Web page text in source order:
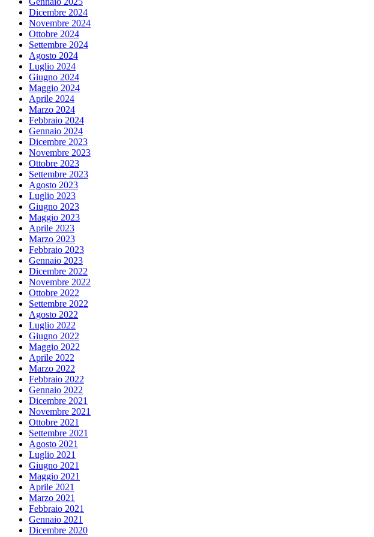
Dicembre 2024
Novembre 2024
Ottobre 2024
Settembre 2024
Agosto 2024
Luglio 2024
Giugno 2024
Maggio 2024
Aprile 2024
Marzo 2024
Febbraio 2024
Gennaio 2024
Dicembre 2023
Novembre 2023
Ottobre 2023
Settembre 2023
Agosto 2023
Luglio 2023
Giugno 2023
Maggio 2023
Aprile 2023
Marzo 2023
Febbraio 2023
Gennaio 2023
Dicembre 2022
Novembre 2022
Ottobre 2022
Settembre 2022
Agosto 2022
Luglio 2022
Giugno 2022
Maggio 2022
Aprile 2022
Marzo 2022
Febbraio 2022
Gennaio 2022
Dicembre 2021
Novembre 2021
Ottobre 2021
Settembre 2021
Agosto 2021
Luglio 2021
Giugno 2021
Maggio 2021
Aprile 2021
Marzo 2021
Febbraio 2021
Gennaio 2021
Dicembre 2020